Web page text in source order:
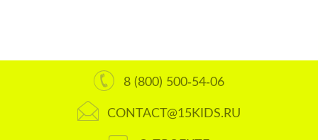
8 (800) 500-54-06
CONTACT@15KIDS.RU